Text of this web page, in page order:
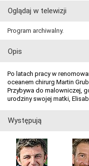
Oglądaj w telewizji
Program archiwalny.
Opis
Po latach pracy w
oceanem chirurg Martin
Przybywa do malowniczej,
urodziny swojej matki,
Występują